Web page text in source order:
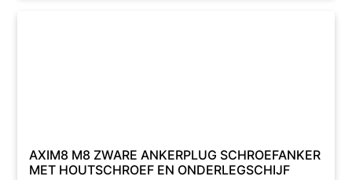
AXIM8 M8 ZWARE ANKERPLUG SCHROEFANKER
MET HOUTSCHROEF EN ONDERLEGSCHIJF